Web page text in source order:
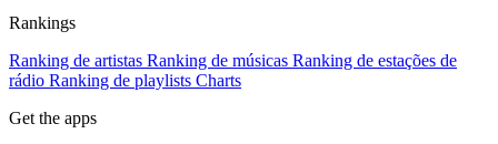
Rankings
Ranking de artistas Ranking de músicas Ranking de estações de
rádio Ranking de playlists Charts
Get the apps